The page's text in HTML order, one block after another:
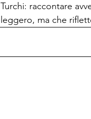
Turchi: raccontare
leggero, ma che